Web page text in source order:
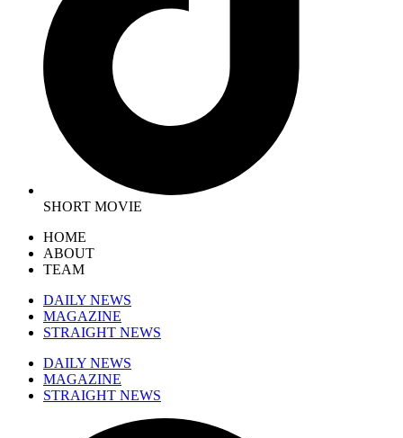
SHORT MOVIE
HOME
ABOUT
TEAM
DAILY NEWS
MAGAZINE
STRAIGHT NEWS
DAILY NEWS
MAGAZINE
STRAIGHT NEWS